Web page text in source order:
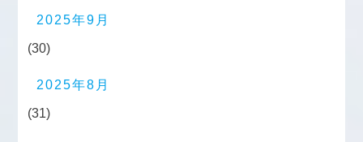
2025年9月
(30)
2025年8月
(31)